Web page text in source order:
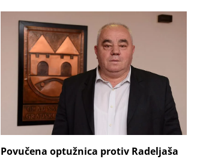
Povučena optužnica protiv Radeljaša